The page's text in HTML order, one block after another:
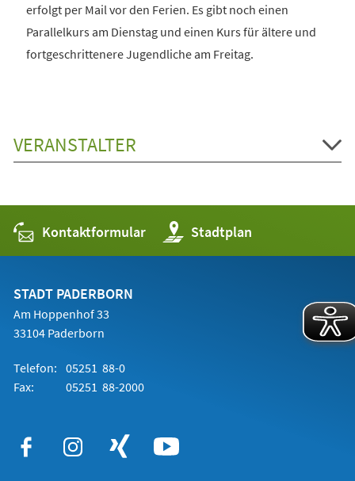
erfolgt per Mail vor den Ferien. Es gibt noch einen
Parallelkurs am Dienstag und einen Kurs für ältere und
fortgeschrittenere Jugendliche am Freitag.
VERANSTALTER
Kontaktformular Stadtplan
(Öffnet
in
einem
STADT PADERBORN
Am Hoppenhof 33
33104 Paderborn
Telefon: 05251 88-0
Fax:
05251 88-2000